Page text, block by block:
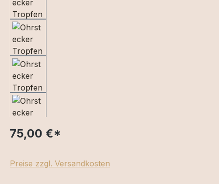
75,00 €*
Preise zzgl. Versandkosten